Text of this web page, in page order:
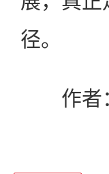
径。
作者：